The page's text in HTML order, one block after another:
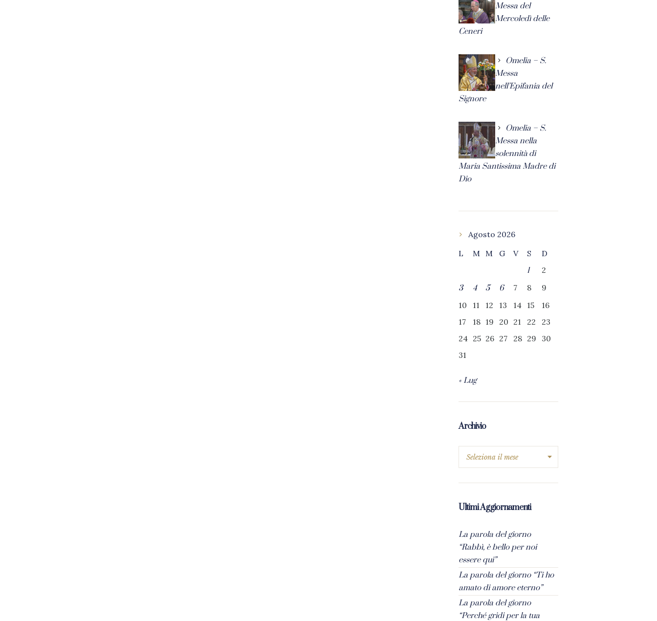
Messa del
Mercoledì delle
Ceneri
Omelia – S.
Messa
nell’Epifania del
Signore
Omelia – S.
Messa nella
solennità di
Maria Santissima Madre di
Dio
Agosto 2026
L
M M G V S
D
1
2
3
4 5 6 7 8
9
10
11 12 13 14 15
16
17
18 19 20 21 22
23
24 25 26 27 28 29
30
31
« Lug
Archivio
Ultimi Aggiornamenti
La parola del giorno
“Rabbì, è bello per noi
essere qui”
La parola del giorno “Ti ho
amato di amore eterno”
La parola del giorno
“Perché gridi per la tua